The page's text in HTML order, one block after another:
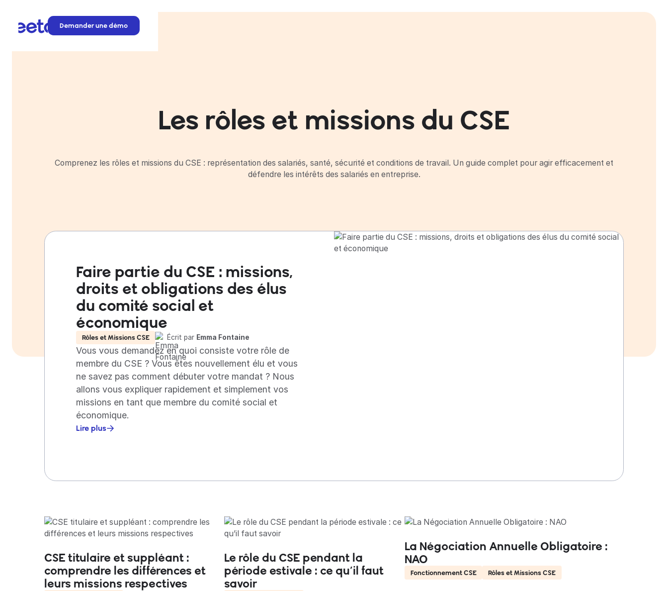
Demander une démo
Les rôles et missions du CSE
Comprenez les rôles et missions du CSE : représentation des salariés, santé, sécurité et conditions de travail. Un guide complet pour agir efficacement et
défendre les intérêts des salariés en entreprise.
Faire partie du CSE : missions,
droits et obligations des élus
du comité social et
économique
Rôles et Missions CSE Écrit par Emma Fontaine
Vous vous demandez en quoi consiste votre rôle de
membre du CSE ? Vous êtes nouvellement élu et vous
ne savez pas comment débuter votre mandat ? Nous
allons vous expliquer rapidement et simplement vos
missions en tant que membre du comité social et
économique.
Lire plus
CSE titulaire et suppléant :
comprendre les différences et
leurs missions respectives
Le rôle du CSE pendant la
période estivale : ce qu’il faut
savoir
La Négociation Annuelle Obligatoire :
NAO
Fonctionnement CSE Rôles et Missions CSE